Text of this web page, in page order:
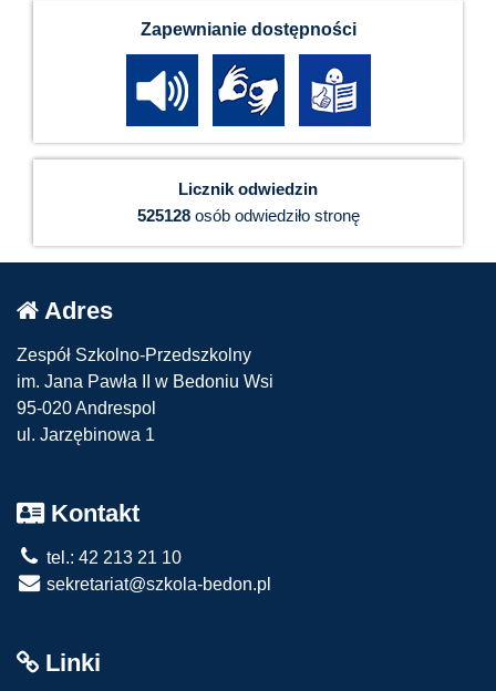
Zapewnianie dostępności
Licznik odwiedzin
525128osób odwiedziło stronę
Adres
Zespół Szkolno-Przedszkolny
im. Jana Pawła II w Bedoniu Wsi
95-020 Andrespol
ul. Jarzębinowa 1
Kontakt
tel.: 42 213 21 10
sekretariat@szkola-bedon.pl
Linki